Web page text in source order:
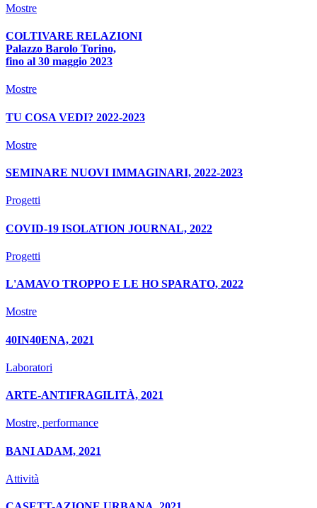
Mostre
COLTIVARE RELAZIONI
Palazzo Barolo Torino,
fino al 30 maggio 2023
Mostre
TU COSA VEDI? 2022-2023
Mostre
SEMINARE NUOVI IMMAGINARI, 2022-2023
Progetti
COVID-19 ISOLATION JOURNAL, 2022
Progetti
L'AMAVO TROPPO E LE HO SPARATO, 2022
Mostre
40IN40ENA, 2021
Laboratori
ARTE-ANTIFRAGILITÀ, 2021
Mostre, performance
BANI ADAM, 2021
Attività